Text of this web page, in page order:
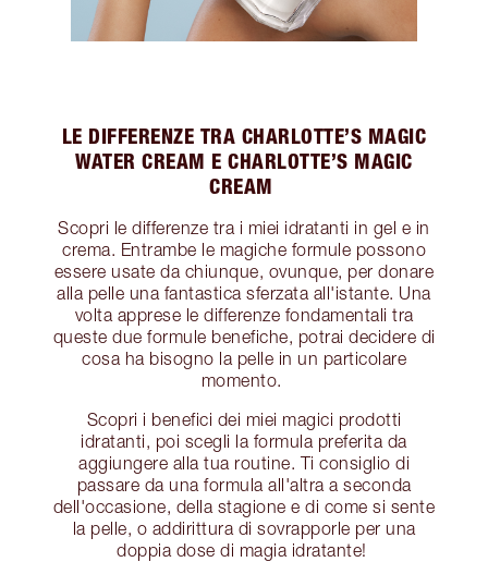
LE DIFFERENZE TRA CHARLOTTE’S MAGIC
WATER CREAM E CHARLOTTE’S MAGIC
CREAM
Scopri le differenze tra i miei idratanti in gel e in
crema. Entrambe le magiche formule possono
essere usate da chiunque, ovunque, per donare
alla pelle una fantastica sferzata all'istante. Una
volta apprese le differenze fondamentali tra
queste due formule benefiche, potrai decidere di
cosa ha bisogno la pelle in un particolare
momento.
Scopri i benefici dei miei magici prodotti
idratanti, poi scegli la formula preferita da
aggiungere alla tua routine. Ti consiglio di
passare da una formula all'altra a seconda
dell'occasione, della stagione e di come si sente
la pelle, o addirittura di sovrapporle per una
doppia dose di magia idratante!